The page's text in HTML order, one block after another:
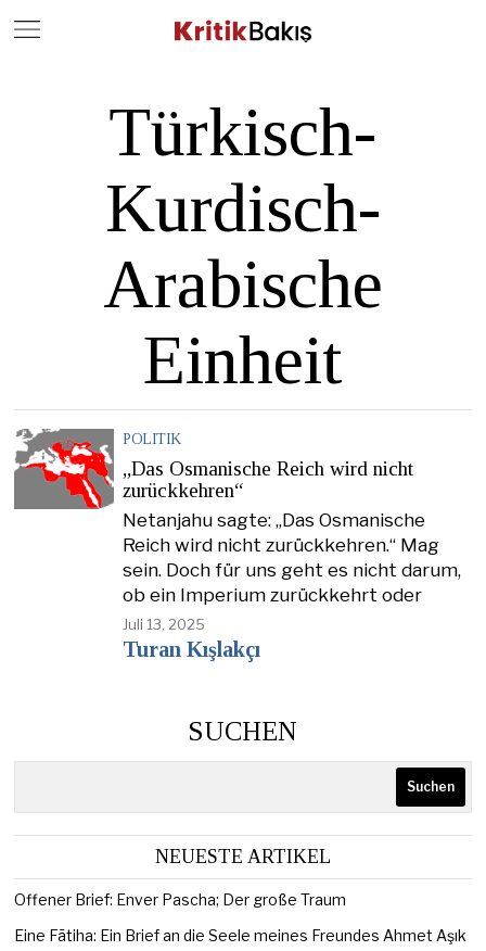
Türkisch-
Kurdisch-
Arabische
Einheit
POLITIK
„Das Osmanische Reich wird nicht
zurückkehren“
Netanjahu sagte: „Das Osmanische
Reich wird nicht zurückkehren.“ Mag
sein. Doch für uns geht es nicht darum,
ob ein Imperium zurückkehrt oder
Juli 13, 2025
Turan Kışlakçı
SUCHEN
Suchen
NEUESTE ARTIKEL
Offener Brief: Enver Pascha; Der große Traum
Eine Fātiha: Ein Brief an die Seele meines Freundes Ahmet Aşık